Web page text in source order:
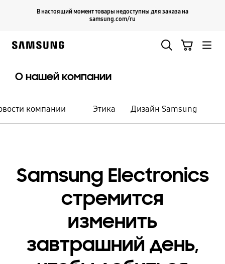
В настоящий момент товары недоступны для заказа на
samsung.com/ru
Продолжить
О нашей компании
компании Этика Дизайн Samsung
Лидерство в
технических
инновациях
Samsung Electronics
стремится
изменить
завтрашний день,